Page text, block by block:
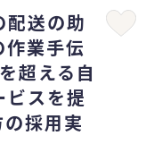
配送の助
業手伝
超える自
スを提
採用実